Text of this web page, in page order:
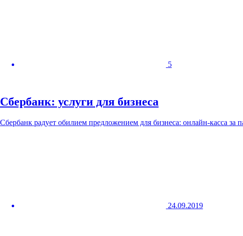
5
Сбербанк: услуги для бизнеса
Сбербанк радует обилием предложением для бизнеса: онлайн-касса за
24.09.2019